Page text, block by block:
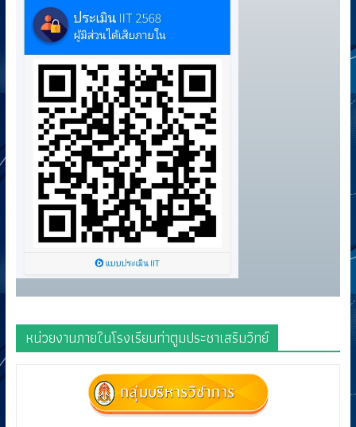
หน่วยงานภายในโรงเรียนท่าตูมประชาเสริมวิทย์